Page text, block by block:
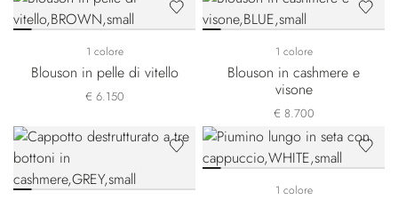
1 colore
Blouson in pelle di vitello
€ 6.150
1 colore
Blouson in cashmere e
visone
€ 8.700
1 colore